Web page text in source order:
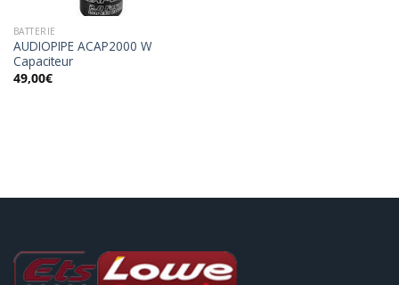
BATTERIE
AUDIOPIPE ACAP2000 W
Capaciteur
49,00€